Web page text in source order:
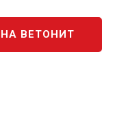
ВЕТОНИТ